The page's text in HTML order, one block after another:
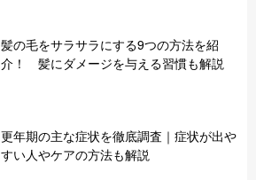
髪の毛をサラサラにする9つの方法を紹
介！ 髪にダメージを与える習慣も解説
更年期の主な症状を徹底調査｜症状が出や
すい人やケアの方法も解説